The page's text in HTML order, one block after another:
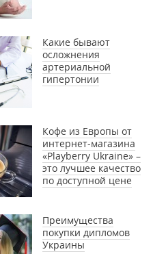
Какие бывают
осложнения
артериальной
гипертонии
Кофе из Европы от
интернет-магазина
«Playberry Ukraine» –
это лучшее качество
по доступной цене
Преимущества
покупки дипломов
Украины